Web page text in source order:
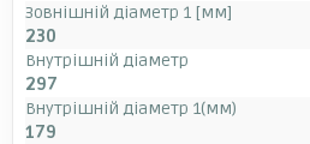
Зовнішній діаметр 1 [мм]
230
Внутрішній діаметр
297
Внутрішній діаметр 1(мм)
179